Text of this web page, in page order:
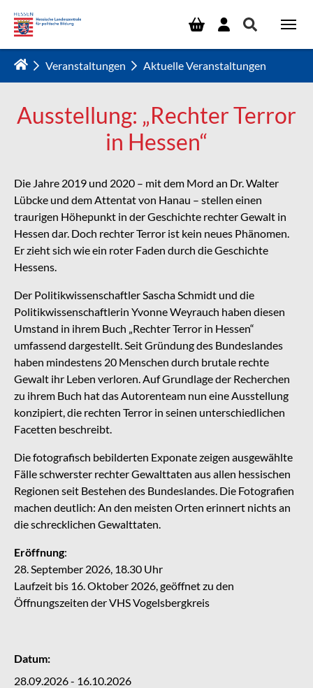
Zum Hauptinhalt springen
Veranstaltungen Aktuelle Veranstaltungen
Ausstellung: „Rechter Terror
in Hessen“
Die Jahre 2019 und 2020 – mit dem Mord an Dr. Walter
Lübcke und dem Attentat von Hanau – stellen einen
traurigen Höhepunkt in der Geschichte rechter Gewalt in
Hessen dar. Doch rechter Terror ist kein neues Phänomen.
Er zieht sich wie ein roter Faden durch die Geschichte
Hessens.
Der Politikwissenschaftler Sascha Schmidt und die
Politikwissenschaftlerin Yvonne Weyrauch haben diesen
Umstand in ihrem Buch „Rechter Terror in Hessen“
umfassend dargestellt. Seit Gründung des Bundeslandes
haben mindestens 20 Menschen durch brutale rechte
Gewalt ihr Leben verloren. Auf Grundlage der Recherchen
zu ihrem Buch hat das Autorenteam nun eine Ausstellung
konzipiert, die rechten Terror in seinen unterschiedlichen
Facetten beschreibt.
Die fotografisch bebilderten Exponate zeigen ausgewählte
Fälle schwerster rechter Gewalttaten aus allen hessischen
Regionen seit Bestehen des Bundeslandes. Die Fotografien
machen deutlich: An den meisten Orten erinnert nichts an
die schrecklichen Gewalttaten.
Eröffnung:
28. September 2026, 18.30 Uhr
Laufzeit bis 16. Oktober 2026, geöffnet zu den
Öffnungszeiten der VHS Vogelsbergkreis
Datum:
28.09.2026 - 16.10.2026